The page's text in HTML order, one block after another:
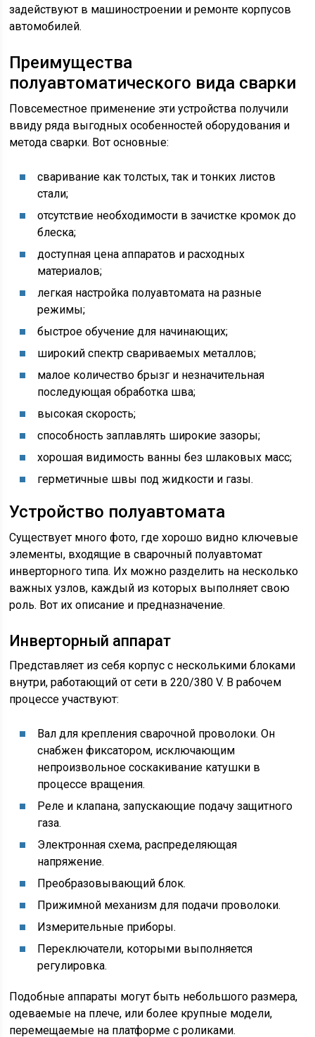
задействуют в машиностроении и ремонте корпусов
автомобилей.
Преимущества
полуавтоматического вида сварки
Повсеместное применение эти устройства получили
ввиду ряда выгодных особенностей оборудования и
метода сварки. Вот основные:
сваривание как толстых, так и тонких листов
стали;
отсутствие необходимости в зачистке кромок до
блеска;
доступная цена аппаратов и расходных
материалов;
легкая настройка полуавтомата на разные
режимы;
быстрое обучение для начинающих;
широкий спектр свариваемых металлов;
малое количество брызг и незначительная
последующая обработка шва;
высокая скорость;
способность заплавлять широкие зазоры;
хорошая видимость ванны без шлаковых масс;
герметичные швы под жидкости и газы.
Устройство полуавтомата
Существует много фото, где хорошо видно ключевые
элементы, входящие в сварочный полуавтомат
инверторного типа. Их можно разделить на несколько
важных узлов, каждый из которых выполняет свою
роль. Вот их описание и предназначение.
Инверторный аппарат
Представляет из себя корпус с несколькими блоками
внутри, работающий от сети в 220/380 V. В рабочем
процессе участвуют:
Вал для крепления сварочной проволоки. Он
снабжен фиксатором, исключающим
непроизвольное соскакивание катушки в
процессе вращения.
Реле и клапана, запускающие подачу защитного
газа.
Электронная схема, распределяющая
напряжение.
Преобразовывающий блок.
Прижимной механизм для подачи проволоки.
Измерительные приборы.
Переключатели, которыми выполняется
регулировка.
Подобные аппараты могут быть небольшого размера,
одеваемые на плече, или более крупные модели,
перемещаемые на платформе с роликами.